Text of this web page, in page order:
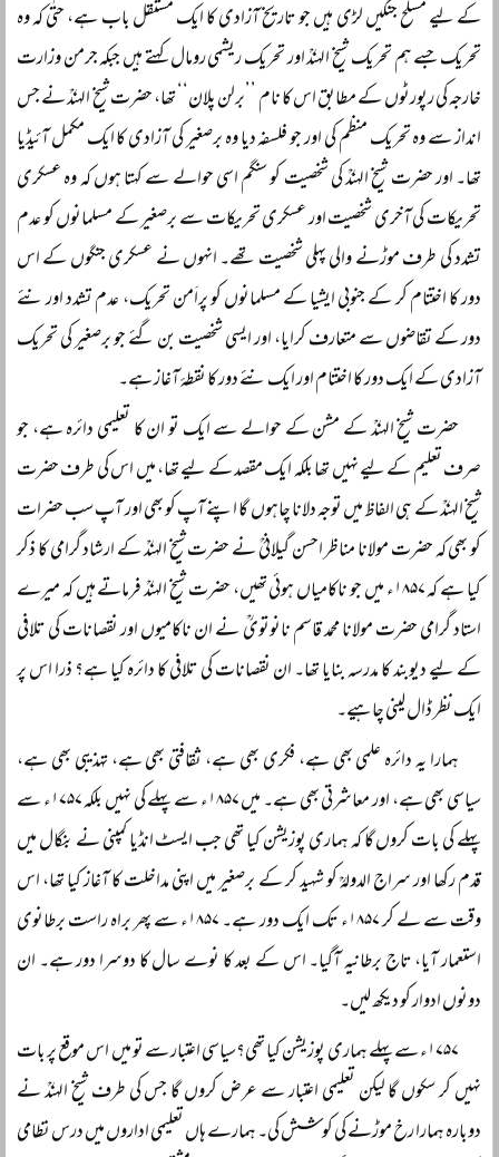
کے لیے مسلح جنگیں لڑی ہیں جو تاریخ آزادی کا ایک مستقل باب ہے، حتٰی کہ وہ
تحریک جسے ہم تحریک شیخ الہندؒ اور تحریک ریشمی رومال کہتے ہیں جبکہ جرمن وزارت
خارجہ کی رپورٹوں کے مطابق اس کا نام ’’برلن پلان‘‘ تھا، حضرت شیخ الہندؒ نے جس
انداز سے وہ تحریک منظم کی اور جو فلسفہ دیا وہ برصغیر کی آزادی کا ایک مکمل آئیڈیا
تھا۔ اور حضرت شیخ الہندؒ کی شخصیت کو سنگم اسی حوالے سے کہتا ہوں کہ وہ عسکری
تحریکات کی آخری شخصیت اور عسکری تحریکات سے برصغیر کے مسلمانوں کو عدم
تشدد کی طرف موڑنے والی پہلی شخصیت تھے۔ انہوں نے عسکری جنگوں کے اس
دور کا اختتام کر کے جنوبی ایشیا کے مسلمانوں کو پراَمن تحریک، عدم تشدد اور نئے
دور کے تقاضوں سے متعارف کرایا، اور ایسی شخصیت بن گئے جو برصغیر کی تحریک
آزادی کے ایک دور کا اختتام اور ایک نئے دور کا نقطۂ آغاز ہے۔
حضرت شیخ الہندؒ کے مشن کے حوالے سے ایک تو ان کا تعلیمی دائرہ ہے، جو
صرف تعلیم کے لیے نہیں تھا بلکہ ایک مقصد کے لیے تھا، میں اس کی طرف حضرت
شیخ الہندؒ کے ہی الفاظ میں توجہ دلانا چاہوں گا اپنے آپ کو بھی اور آپ سب حضرات
کو بھی کہ حضرت مولانا مناظر احسن گیلانیؒ نے حضرت شیخ الہندؒ کے ارشاد گرامی کا ذکر
کیا ہے کہ ۱۸۵۷ء میں جو ناکامیاں ہوئی تھیں، حضرت شیخ الہندؒ فرماتے ہیں کہ میرے
استاد گرامی حضرت مولانا محمد قاسم نانوتویؒ نے ان ناکامیوں اور نقصانات کی تلافی
کے لیے دیوبند کا مدرسہ بنایا تھا۔ ان نقصانات کی تلافی کا دائرہ کیا ہے؟ ذرا اس پر
ایک نظر ڈال لینی چاہیے۔
ہمارا یہ دائرہ علمی بھی ہے، فکری بھی ہے، ثقافتی بھی ہے، تہذیبی بھی ہے،
سیاسی بھی ہے، اور معاشرتی بھی ہے۔ میں ۱۸۵۷ء سے پہلے کی نہیں بلکہ ۱۷۵۷ء سے
پہلے کی بات کروں گا کہ ہماری پوزیشن کیا تھی جب ایسٹ انڈیا کمپنی نے بنگال میں
قدم رکھا اور سراج الدولہؒ کو شہید کر کے برصغیر میں اپنی مداخلت کا آغاز کیا تھا، اس
وقت سے لے کر ۱۸۵۷ء تک ایک دور ہے۔ ۱۸۵۷ء سے پھر براہ راست برطانوی
استعمار آیا، تاج برطانیہ آگیا۔ اس کے بعد کا نوے سال کا دوسرا دور ہے۔ ان
دونوں ادوار کو دیکھ لیں۔
۱۷۵۷ء سے پہلے ہماری پوزیشن کیا تھی؟سیاسی اعتبار سے تو میں اس موقع پر بات
نہیں کر سکوں گا لیکن تعلیمی اعتبار سے عرض کروں گا جس کی طرف شیخ الہندؒ نے
دوبارہ ہمارا رخ موڑنے کی کوشش کی۔ ہمارے ہاں تعلیمی اداروں میں درس نظامی